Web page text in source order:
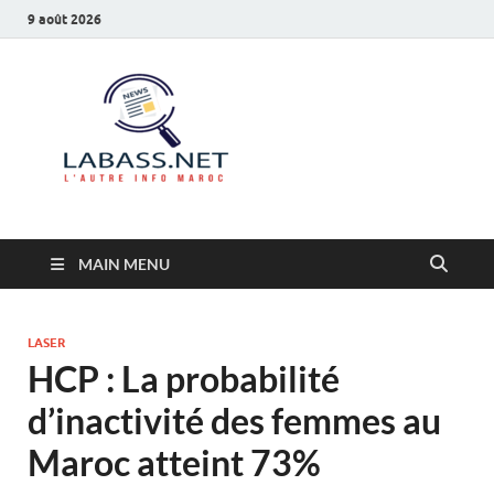
9 août 2026
MAIN MENU
LASER
HCP : La probabilité
d’inactivité des femmes au
Maroc atteint 73%